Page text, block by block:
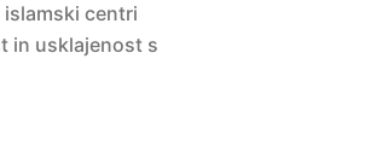
centri
in usklajenost s